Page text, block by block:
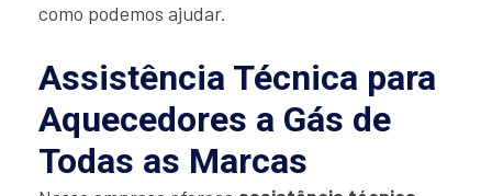
como podemos ajudar.
Assistência Técnica para
Aquecedores a Gás de
Todas as Marcas